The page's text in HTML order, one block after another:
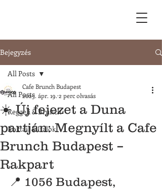
Bejegyzés
All Posts
Reggeli & Brunch
Koktail & Italok
All Posts
☀️ Új fejezet a Duna
partján: Megnyílt a Cafe
Brunch Budapest –
Rakpart
Cafe Brunch Budapest
2025. ápr. 19. 2 perc olvasás
📍 1056 Budapest,